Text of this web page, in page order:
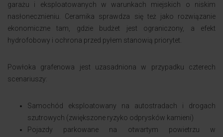
garażu i eksploatowanych w warunkach miejskich o niskim
nasłonecznieniu. Ceramika sprawdza się też jako rozwiązanie
ekonomiczne tam, gdzie budżet jest ograniczony, a efekt
hydrofobowy i ochrona przed pyłem stanowią priorytet.
Powłoka grafenowa jest uzasadniona w przypadku czterech
scenariuszy:
Samochód eksploatowany na autostradach i drogach
szutrowych (zwiększone ryzyko odprysków kamieni)
Pojazdy parkowane na otwartym powietrzu w